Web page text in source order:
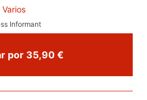
Varios
Informant
Comprar por 35,90 €